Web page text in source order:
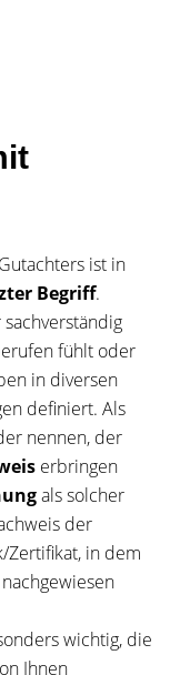
ist in
Begriff.
fühlt oder
in diversen
definiert. Als
nennen, der
erbringen
als solcher
der
Zertifikat, in dem
wichtig, die
Ihnen